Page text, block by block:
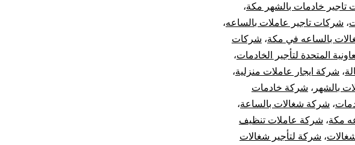
تاجير خادمات بالشهر مكة،
، شركات تاجير عاملات بالساعه،
بالساعه في مكة، شركات
المتحدة لتأجير الخادمات،
، شركة ايجار عاملات منزلية،
بالشهر ، شركة خادمات
، شركة شغالات بالساعة،
مكة، شركة عاملات تنظيف
، شركة لتأجير شغالات